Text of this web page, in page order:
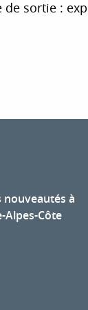
de sortie :
nouveautés à
Alpes-Côte